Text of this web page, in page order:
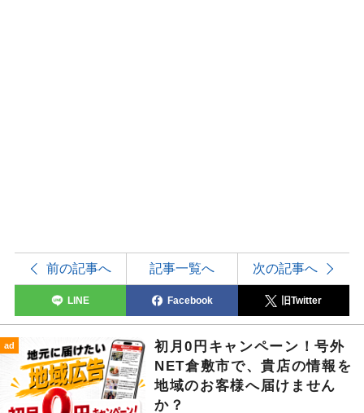
前の記事へ 記事一覧へ 次の記事へ
LINE Facebook 旧Twitter
ad
初月0円キャンペーン！号外
NET倉敷市で、貴店の情報を
地域のお客様へ届けません
か？